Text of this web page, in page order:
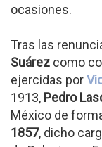
ocasiones.
Tras las
Suárez como
ejercidas por
1913, Pedro
México de
1857, dicho